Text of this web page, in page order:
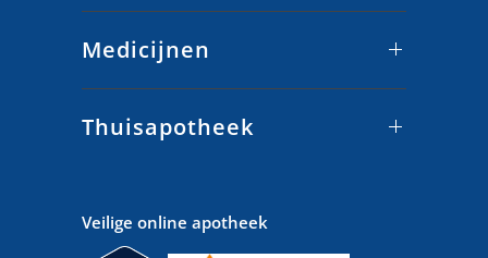
Medicijnen
Thuisapotheek
Veilige online apotheek